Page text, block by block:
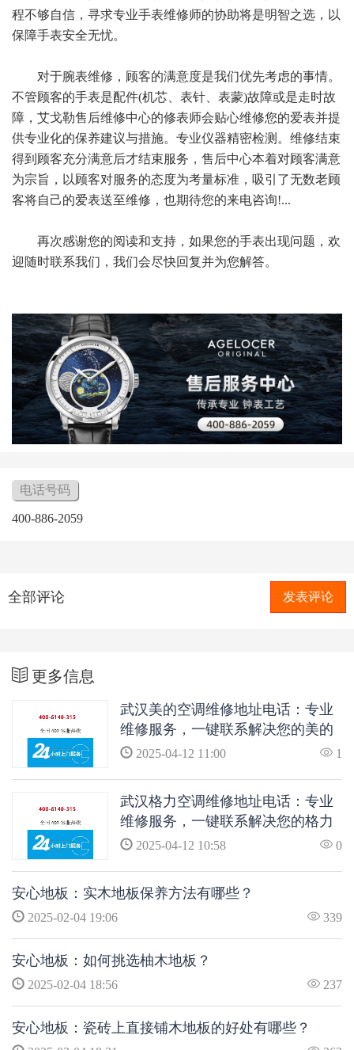
程不够自信，寻求专业手表维修师的协助将是明智之选，以
保障手表安全无忧。
对于腕表维修，顾客的满意度是我们优先考虑的事情。
不管顾客的手表是配件(机芯、表针、表蒙)故障或是走时故
障，艾戈勒售后维修中心的修表师会贴心维修您的爱表并提
供专业化的保养建议与措施。专业仪器精密检测。维修结束
得到顾客充分满意后才结束服务，售后中心本着对顾客满意
为宗旨，以顾客对服务的态度为考量标准，吸引了无数老顾
客将自己的爱表送至维修，也期待您的来电咨询!...
再次感谢您的阅读和支持，如果您的手表出现问题，欢
迎随时联系我们，我们会尽快回复并为您解答。
电话号码
400-886-2059
全部评论 发表评论
更多信息
武汉美的空调维修地址电话：专业
维修服务，一键联系解决您的美的
空调问题
2025-04-12 11:00 1
武汉格力空调维修地址电话：专业
维修服务，一键联系解决您的格力
空调问题
2025-04-12 10:58 0
安心地板：实木地板保养方法有哪些？
2025-02-04 19:06 339
安心地板：如何挑选柚木地板？
2025-02-04 18:56 237
安心地板：瓷砖上直接铺木地板的好处有哪些？